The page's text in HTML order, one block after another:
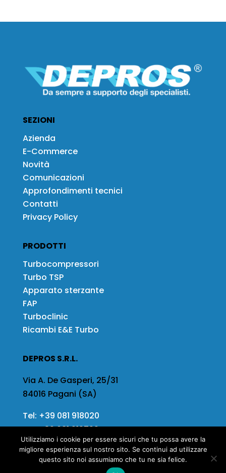
SEZIONI
Azienda
E-Commerce
Novità
Comunicazioni
Approfondimenti tecnici
Contatti
Privacy Policy
PRODOTTI
Turbocompressori
Turbo TSP
Apparato sterzante
FAP
Turboclinic
Ricambi E&E Turbo
DEPROS S.R.L.
Via A. De Gasperi, 25/31
84016 Pagani (SA)
Tel: +39 081 918020
Fax+39 081 919799
Email:info@depros.it
Utilizziamo i cookie per essere sicuri che tu possa avere la
migliore esperienza sul nostro sito. Se continui ad utilizzare
questo sito noi assumiamo che tu ne sia felice.